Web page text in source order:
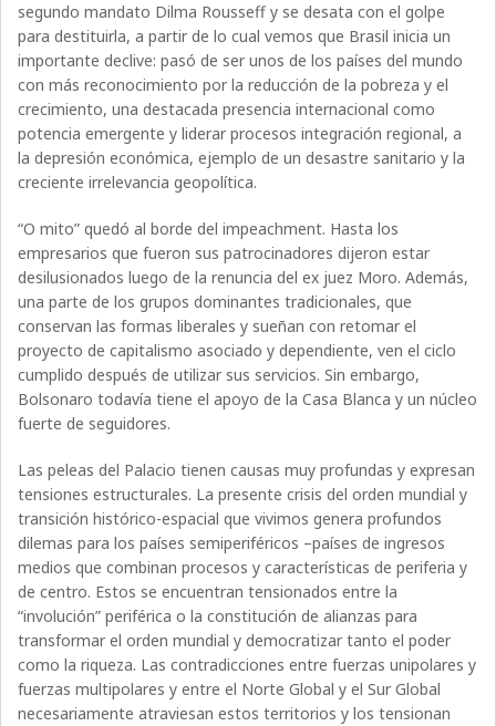
segundo mandato Dilma Rousseff y se desata con el golpe
para destituirla, a partir de lo cual vemos que Brasil inicia un
importante declive: pasó de ser unos de los países del mundo
con más reconocimiento por la reducción de la pobreza y el
crecimiento, una destacada presencia internacional como
potencia emergente y liderar procesos integración regional, a
la depresión económica, ejemplo de un desastre sanitario y la
creciente irrelevancia geopolítica.
“O mito” quedó al borde del impeachment. Hasta los
empresarios que fueron sus patrocinadores dijeron estar
desilusionados luego de la renuncia del ex juez Moro. Además,
una parte de los grupos dominantes tradicionales, que
conservan las formas liberales y sueñan con retomar el
proyecto de capitalismo asociado y dependiente, ven el ciclo
cumplido después de utilizar sus servicios. Sin embargo,
Bolsonaro todavía tiene el apoyo de la Casa Blanca y un núcleo
fuerte de seguidores.
Las peleas del Palacio tienen causas muy profundas y expresan
tensiones estructurales. La presente crisis del orden mundial y
transición histórico-espacial que vivimos genera profundos
dilemas para los países semiperiféricos –países de ingresos
medios que combinan procesos y características de periferia y
de centro. Estos se encuentran tensionados entre la
“involución” periférica o la constitución de alianzas para
transformar el orden mundial y democratizar tanto el poder
como la riqueza. Las contradicciones entre fuerzas unipolares y
fuerzas multipolares y entre el Norte Global y el Sur Global
necesariamente atraviesan estos territorios y los tensionan